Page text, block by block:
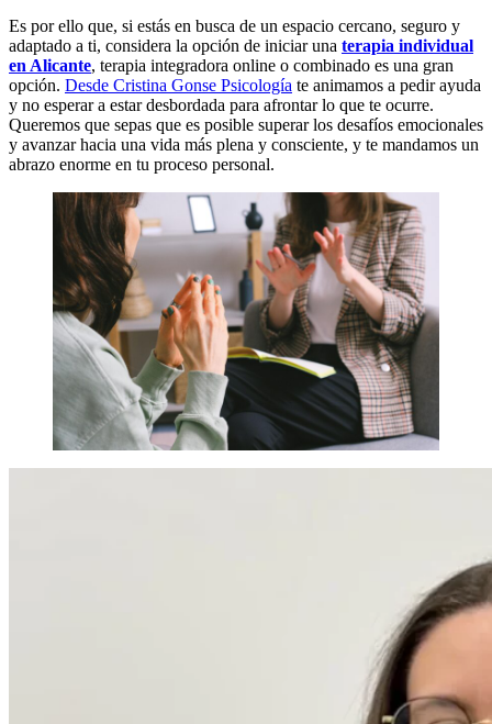
Es por ello que, si estás en busca de un espacio cercano, seguro y
adaptado a ti, considera la opción de iniciar una terapia individual
en Alicante, terapia integradora online o combinado es una gran
opción. Desde Cristina Gonse Psicología te animamos a pedir ayuda
y no esperar a estar desbordada para afrontar lo que te ocurre.
Queremos que sepas que es posible superar los desafíos emocionales
y avanzar hacia una vida más plena y consciente, y te mandamos un
abrazo enorme en tu proceso personal.